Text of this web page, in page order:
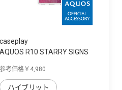
caseplay
AQUOS R10 STARRY SIGNS
参考価格￥4,980
ハイブリット